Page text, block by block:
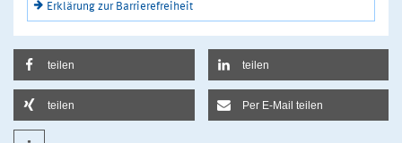
Erklärung zur Barrierefreiheit
teilen teilen
teilen Per E-Mail teilen